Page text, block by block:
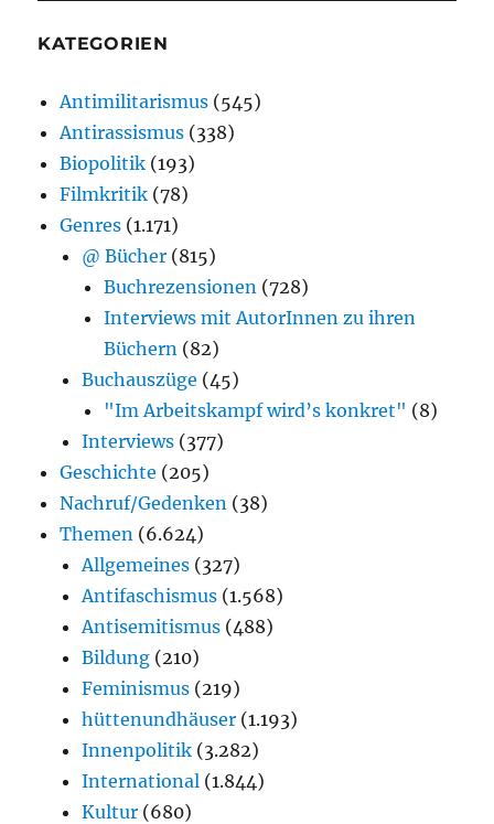
KATEGORIEN
Antimilitarismus (545)
Antirassismus (338)
Biopolitik (193)
Filmkritik (78)
Genres (1.171)
@ Bücher (815)
Buchrezensionen (728)
Interviews mit AutorInnen zu ihren
Büchern (82)
Buchauszüge (45)
"Im Arbeitskampf wird’s konkret" (8)
Interviews (377)
Geschichte (205)
Nachruf/Gedenken (38)
Themen (6.624)
Allgemeines (327)
Antifaschismus (1.568)
Antisemitismus (488)
Bildung (210)
Feminismus (219)
hüttenundhäuser (1.193)
Innenpolitik (3.282)
International (1.844)
Kultur (680)